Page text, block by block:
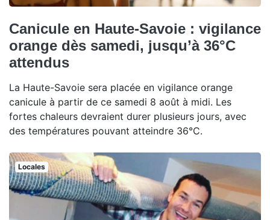
Canicule en Haute-Savoie : vigilance
orange dès samedi, jusqu’à 36°C
attendus
La Haute-Savoie sera placée en vigilance orange
canicule à partir de ce samedi 8 août à midi. Les
fortes chaleurs devraient durer plusieurs jours, avec
des températures pouvant atteindre 36°C.
Locales